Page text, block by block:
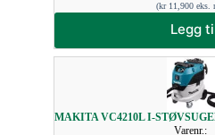
(kr11,900 eks.
Legg
MAKITA VC4210L I-
Varenr.: